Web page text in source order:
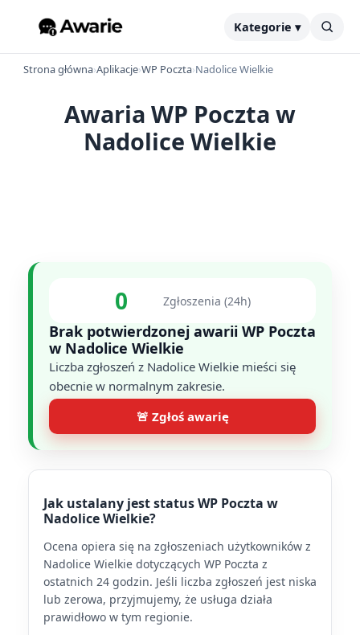
Kategorie ▾
Strona główna›Aplikacje›WP Poczta›Nadolice Wielkie
Awaria WP Poczta w
Nadolice Wielkie
0 Zgłoszenia (24h)
Brak potwierdzonej awarii WP Poczta
w Nadolice Wielkie
Liczba zgłoszeń z Nadolice Wielkie mieści się
obecnie w normalnym zakresie.
🚨 Zgłoś awarię
Jak ustalany jest status WP Poczta w
Nadolice Wielkie?
Ocena opiera się na zgłoszeniach użytkowników z
Nadolice Wielkie dotyczących WP Poczta z
ostatnich 24 godzin. Jeśli liczba zgłoszeń jest niska
lub zerowa, przyjmujemy, że usługa działa
prawidłowo w tym regionie.